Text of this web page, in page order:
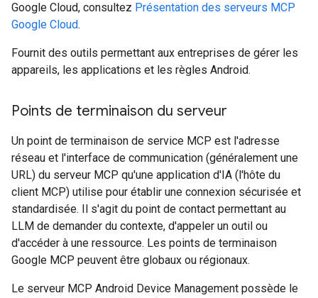
Google Cloud, consultez Présentation des serveurs MCP
Google Cloud.
Fournit des outils permettant aux entreprises de gérer les
appareils, les applications et les règles Android.
Points de terminaison du serveur
Un point de terminaison de service MCP est l'adresse
réseau et l'interface de communication (généralement une
URL) du serveur MCP qu'une application d'IA (l'hôte du
client MCP) utilise pour établir une connexion sécurisée et
standardisée. Il s'agit du point de contact permettant au
LLM de demander du contexte, d'appeler un outil ou
d'accéder à une ressource. Les points de terminaison
Google MCP peuvent être globaux ou régionaux.
Le serveur MCP Android Device Management possède le